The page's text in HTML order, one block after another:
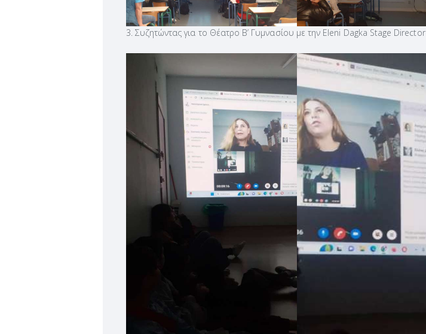
3. Συζητώντας για το Θέατρο Β’ Γυμνασίου με την Eleni Dagka Stage Director